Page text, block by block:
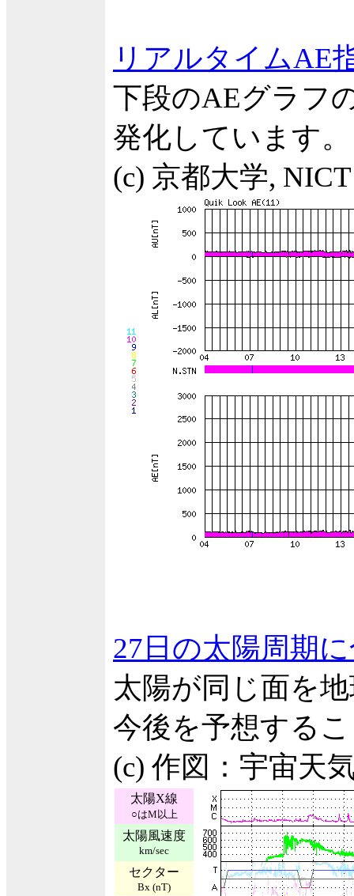
リアルタイムAE
下段のAEグラフ
発化しています。
(c) 京都大学, NICT
27日の太陽周期
太陽が同じ面を
今後を予想する
(c) 作図：宇宙天
太陽X線
○はM以上
太陽風速度
km/sec
セクター
Bx (nT)